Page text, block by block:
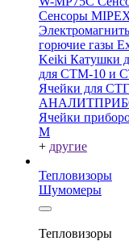
Сенсоры
горючие газы
Keiki Катушки
для СТМ-10 и
Ячейки для
Ячейки
М
+ другие
Тепловизоры
Шумомеры
Тепловизоры